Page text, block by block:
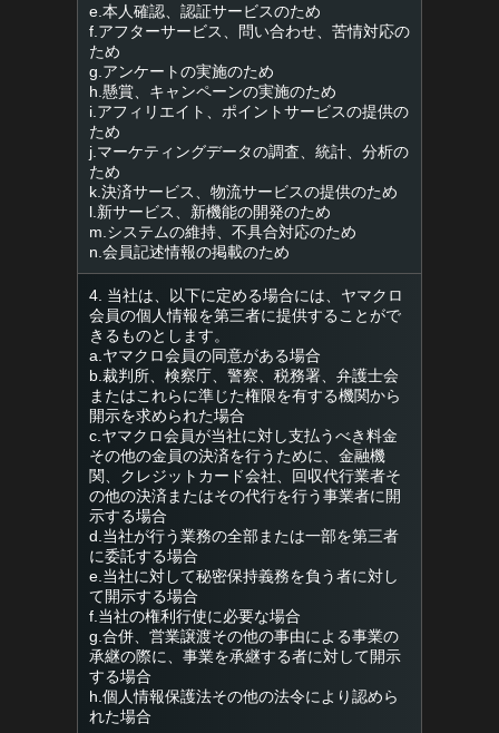
e.本人確認、認証サービスのため
f.アフターサービス、問い合わせ、苦情対応の
ため
g.アンケートの実施のため
h.懸賞、キャンペーンの実施のため
i.アフィリエイト、ポイントサービスの提供の
ため
j.マーケティングデータの調査、統計、分析の
ため
k.決済サービス、物流サービスの提供のため
l.新サービス、新機能の開発のため
m.システムの維持、不具合対応のため
n.会員記述情報の掲載のため
4. 当社は、以下に定める場合には、ヤマクロ
会員の個人情報を第三者に提供することがで
きるものとします。
a.ヤマクロ会員の同意がある場合
b.裁判所、検察庁、警察、税務署、弁護士会
またはこれらに準じた権限を有する機関から
開示を求められた場合
c.ヤマクロ会員が当社に対し支払うべき料金
その他の金員の決済を行うために、金融機
関、クレジットカード会社、回収代行業者そ
の他の決済またはその代行を行う事業者に開
示する場合
d.当社が行う業務の全部または一部を第三者
に委託する場合
e.当社に対して秘密保持義務を負う者に対し
て開示する場合
f.当社の権利行使に必要な場合
g.合併、営業譲渡その他の事由による事業の
承継の際に、事業を承継する者に対して開示
する場合
h.個人情報保護法その他の法令により認めら
れた場合